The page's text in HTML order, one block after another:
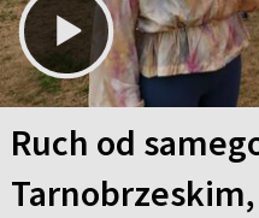
Ruch od